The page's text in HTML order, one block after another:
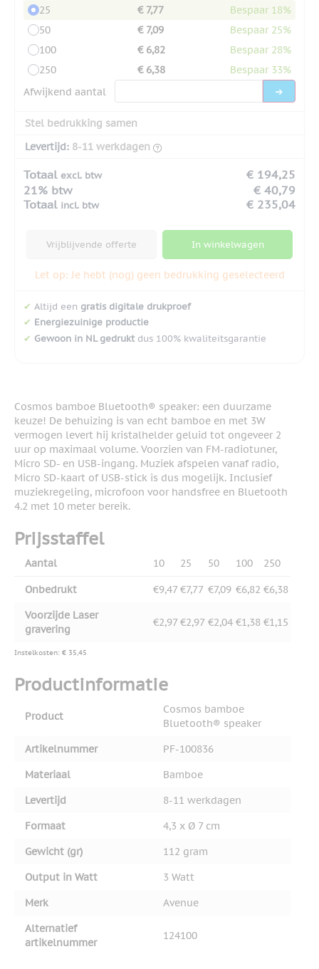
25
€ 7,77
Bespaar 18%
50
€ 7,09
Bespaar 25%
100
€ 6,82
Bespaar 28%
250
€ 6,38
Bespaar 33%
Afwijkend aantal
Stel bedrukking samen
Levertijd: 8-11 werkdagen
Totaal excl. btw
€ 194,25
21% btw
€ 40,79
Totaal incl. btw € 235,04
Vrijblijvende offerte In winkelwagen
Let op: Je hebt (nog) geen bedrukking geselecteerd
✔ Altijd een gratis digitale drukproef
✔ Energiezuinige productie
✔ Gewoon in NL gedruktdus 100% kwaliteitsgarantie
Cosmos bamboe Bluetooth® speaker: een duurzame
keuze! De behuizing is van echt bamboe en met 3W
vermogen levert hij kristalhelder geluid tot ongeveer 2
uur op maximaal volume. Voorzien van FM-radiotuner,
Micro SD- en USB-ingang. Muziek afspelen vanaf radio,
Micro SD-kaart of USB-stick is dus mogelijk. Inclusief
muziekregeling, microfoon voor handsfree en Bluetooth
4.2 met 10 meter bereik.
Prijsstaffel
Aantal 10 25 50 100 250
Onbedrukt €9,47 €7,77 €7,09 €6,82 €6,38
Voorzijde Laser
gravering
€2,97 €2,97 €2,04 €1,38 €1,15
Instelkosten: € 35,45
Productinformatie
Product
Cosmos bamboe
Bluetooth® speaker
Artikelnummer
PF-100836
Materiaal
Bamboe
Levertijd
8-11 werkdagen
Formaat
4,3 x Ø 7 cm
Gewicht (gr)
112 gram
Output in Watt
3 Watt
Merk
Avenue
Alternatief
artikelnummer
124100